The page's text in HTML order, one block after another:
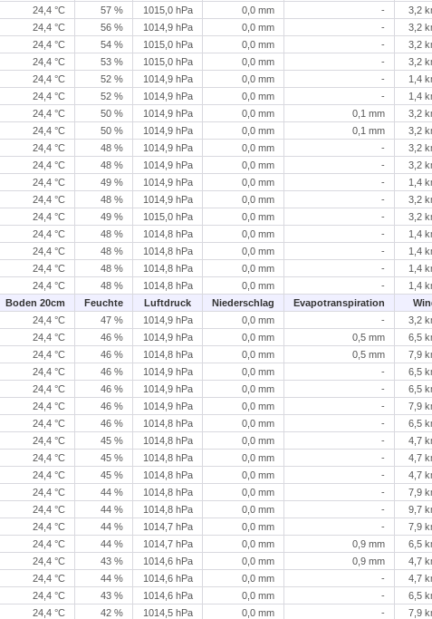
24,4 °C 57 % 1015,0 hPa 0,0 mm - 3,2
24,4 °C 56 % 1014,9 hPa 0,0 mm - 3,2
24,4 °C 54 % 1015,0 hPa 0,0 mm - 3,2
24,4 °C 53 % 1015,0 hPa 0,0 mm - 3,2
24,4 °C 52 % 1014,9 hPa 0,0 mm - 1,4
24,4 °C 52 % 1014,9 hPa 0,0 mm - 1,4
24,4 °C 50 % 1014,9 hPa 0,0 mm 0,1 mm 3,2
24,4 °C 50 % 1014,9 hPa 0,0 mm 0,1 mm 3,2
24,4 °C 48 % 1014,9 hPa 0,0 mm - 3,2
24,4 °C 48 % 1014,9 hPa 0,0 mm - 3,2
24,4 °C 49 % 1014,9 hPa 0,0 mm - 1,4
24,4 °C 48 % 1014,9 hPa 0,0 mm - 3,2
24,4 °C 49 % 1015,0 hPa 0,0 mm - 3,2
24,4 °C 48 % 1014,8 hPa 0,0 mm - 1,4
24,4 °C 48 % 1014,8 hPa 0,0 mm - 1,4
24,4 °C 48 % 1014,8 hPa 0,0 mm - 1,4
24,4 °C 48 % 1014,8 hPa 0,0 mm - 1,4
Boden 20cm Feuchte Luftdruck Niederschlag Evapotranspiration
24,4 °C 47 % 1014,9 hPa 0,0 mm - 3,2
24,4 °C 46 % 1014,9 hPa 0,0 mm 0,5 mm 6,5
24,4 °C 46 % 1014,8 hPa 0,0 mm 0,5 mm 7,9
24,4 °C 46 % 1014,9 hPa 0,0 mm - 6,5
24,4 °C 46 % 1014,9 hPa 0,0 mm - 6,5
24,4 °C 46 % 1014,9 hPa 0,0 mm - 7,9
24,4 °C 46 % 1014,8 hPa 0,0 mm - 6,5
24,4 °C 45 % 1014,8 hPa 0,0 mm - 4,7
24,4 °C 45 % 1014,8 hPa 0,0 mm - 4,7
24,4 °C 45 % 1014,8 hPa 0,0 mm - 4,7
24,4 °C 44 % 1014,8 hPa 0,0 mm - 7,9
24,4 °C 44 % 1014,8 hPa 0,0 mm - 9,7
24,4 °C 44 % 1014,7 hPa 0,0 mm - 7,9
24,4 °C 44 % 1014,7 hPa 0,0 mm 0,9 mm 6,5
24,4 °C 43 % 1014,6 hPa 0,0 mm 0,9 mm 4,7
24,4 °C 44 % 1014,6 hPa 0,0 mm - 4,7
24,4 °C 43 % 1014,6 hPa 0,0 mm - 6,5
24,4 °C 42 % 1014,5 hPa 0,0 mm - 7,9